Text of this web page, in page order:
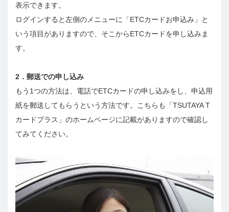
表示できます。
ログインすると左側のメニューに「ETCカードお申込み」と
いう項目がありますので、そこからETCカードを申し込みま
す。
2．郵送での申し込み
もう1つの方法は、電話でETCカードの申し込みをし、申込用
紙を郵送してもらうという方法です。こちらも「TSUTAYA T
カードプラス」のホームページに記載がありますので確認し
てみてください。